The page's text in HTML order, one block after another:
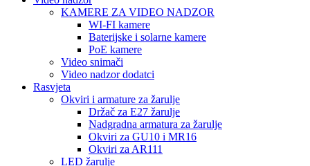
KAMERE ZA VIDEO NADZOR
WI-FI kamere
Baterijske i solarne kamere
PoE kamere
Video snimači
Video nadzor dodatci
Rasvjeta
Okviri i armature za žarulje
Držač za E27 žarulje
Nadgradna armatura za žarulje
Okviri za GU10 i MR16
Okviri za AR111
LED žarulje